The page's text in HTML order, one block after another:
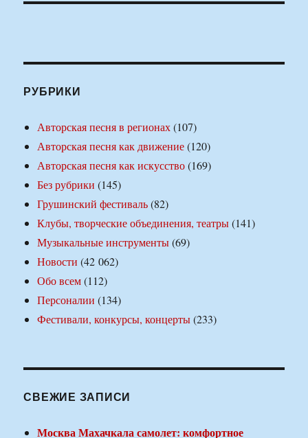
РУБРИКИ
Авторская песня в регионах(107)
Авторская песня как движение(120)
Авторская песня как искусство(169)
Без рубрики (145)
Грушинский фестиваль(82)
Клубы, творческие объединения, театры(141)
Музыкальные инструменты(69)
Новости (42 062)
Обо всем(112)
Персоналии (134)
Фестивали, конкурсы, концерты(233)
СВЕЖИЕ ЗАПИСИ
Москва Махачкала самолет: комфортное